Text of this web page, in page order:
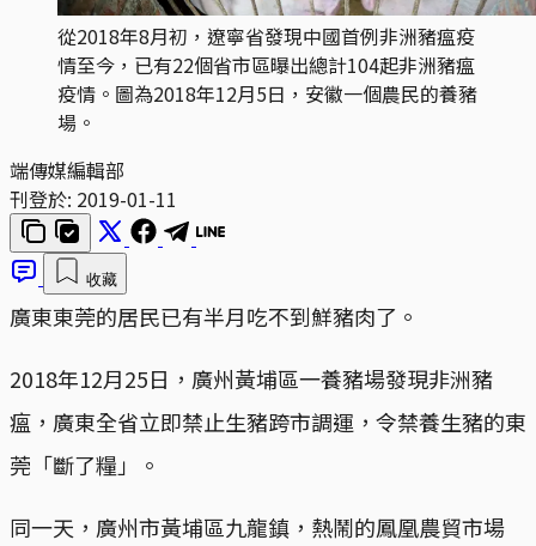
從2018年8月初，遼寧省發現中國首例非洲豬瘟疫
情至今，已有22個省市區曝出總計104起非洲豬瘟
疫情。圖為2018年12月5日，安徽一個農民的養豬
場。
端傳媒編輯部
刊登於: 2019-01-11
收藏
廣東東莞的居民已有半月吃不到鮮豬肉了。
2018年12月25日，廣州黃埔區一養豬場發現非洲豬
瘟，廣東全省立即禁止生豬跨市調運，令禁養生豬的東
莞「斷了糧」。
同一天，廣州市黃埔區九龍鎮，熱鬧的鳳凰農貿市場